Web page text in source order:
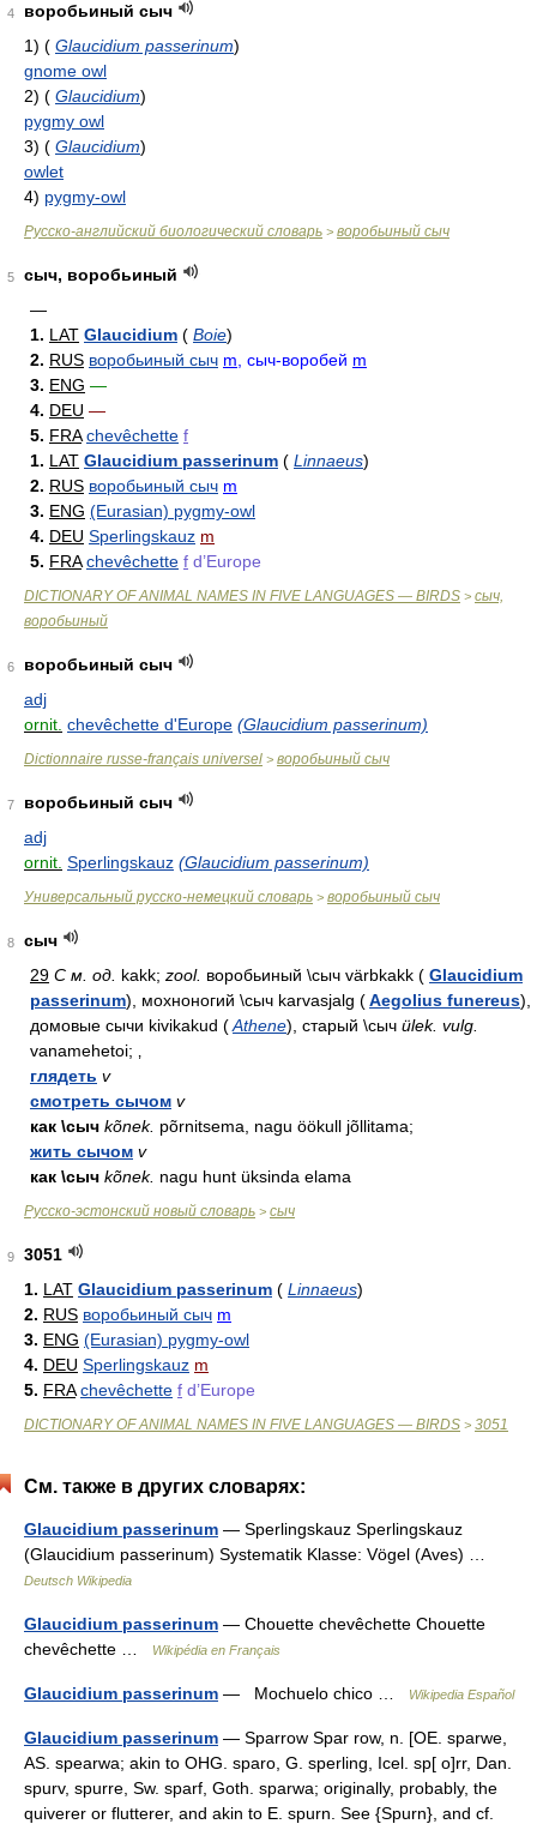
4
воробьиный сыч
1) ( Glaucidium passerinum)
gnome owl
2) ( Glaucidium)
pygmy owl
3) ( Glaucidium)
owlet
4) pygmy-owl
Русско-английский биологический словарь > воробьиный сыч
5
сыч, воробьиный
—
1. LAT Glaucidium ( Boie)
2. RUS воробьиный сыч m , сыч-воробей m
3. ENG —
4. DEU —
5. FRA chevêchette f
1. LAT Glaucidium passerinum ( Linnaeus)
2. RUS воробьиный сыч m
3. ENG (Eurasian) pygmy-owl
4. DEU Sperlingskauz m
5. FRA chevêchette f d’Europe
DICTIONARY OF ANIMAL NAMES IN FIVE LANGUAGES — BIRDS > сыч,
воробьиный
6
воробьиный сыч
adj
ornit. chevêchette d'Europe (Glaucidium passerinum)
Dictionnaire russe-français universel > воробьиный сыч
7
воробьиный сыч
adj
ornit. Sperlingskauz (Glaucidium passerinum)
Универсальный русско-немецкий словарь > воробьиный сыч
8
сыч
29 С м. од. kakk; zool. воробьиный \сыч värbkakk ( Glaucidium
passerinum), мохноногий \сыч karvasjalg (Aegolius funereus),
домовые сычи kivikakud (Athene), старый \сыч ülek. vulg.
vanamehetoi; ‚
глядеть v
смотреть сычом v
как \сыч kõnek. põrnitsema, nagu öökull jõllitama;
жить сычом v
как \сыч kõnek. nagu hunt üksinda elama
Русско-эстонский новый словарь > сыч
9
3051
1. LAT Glaucidium passerinum ( Linnaeus)
2. RUS воробьиный сыч m
3. ENG (Eurasian) pygmy-owl
4. DEU Sperlingskauz m
5. FRA chevêchette f d’Europe
DICTIONARY OF ANIMAL NAMES IN FIVE LANGUAGES — BIRDS > 3051
См. также в других словарях:
Glaucidium passerinum — Sperlingskauz Sperlingskauz
(Glaucidium passerinum) Systematik Klasse: Vögel (Aves) …
Deutsch Wikipedia
Glaucidium passerinum — Chouette chevêchette Chouette
chevêchette …
Wikipédia en Français
Glaucidium passerinum — Mochuelo chico … Wikipedia Español
Glaucidium passerinum — Sparrow Spar row, n. [OE. sparwe,
AS. spearwa; akin to OHG. sparo, G. sperling, Icel. sp[ o]rr, Dan.
spurv, spurre, Sw. sparf, Goth. sparwa; originally, probably, the
quiverer or flutterer, and akin to E. spurn. See {Spurn}, and cf.